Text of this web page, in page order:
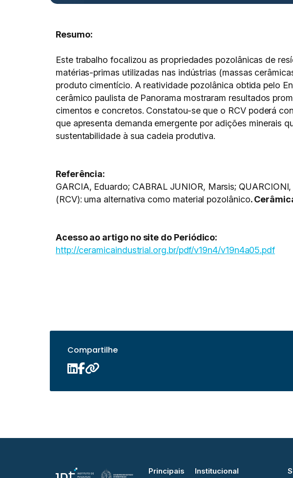
Resumo:
Este trabalho focalizou as propriedades pozolânicas de
matérias-primas utilizadas nas indústrias (massas
produto cimentício. A reatividade pozolânica obtida pelo
cerâmico paulista de Panorama mostraram resultados
cimentos e concretos. Constatou-se que o RCV poderá
que apresenta demanda emergente por adições minerais
sustentabilidade à sua cadeia produtiva.
Referência:
GARCIA, Eduardo; CABRAL JUNIOR, Marsis;
(RCV): uma alternativa como material pozolânico.
Acesso ao artigo no site do Periódico:
http://ceramicaindustrial.org.br/pdf/v19n4/v19n4a05.pdf
Compartilhe
Principais Institucional